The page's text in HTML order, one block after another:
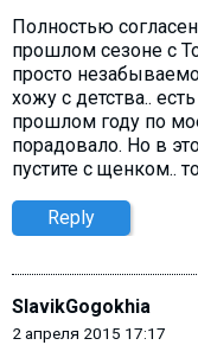
Полностью
прошлом сезоне с
просто
хожу с детства..
прошлом году по
порадовало. Но в
пустите с щенком..
Reply
SlavikGogokhia
2 апреля 2015 17:17